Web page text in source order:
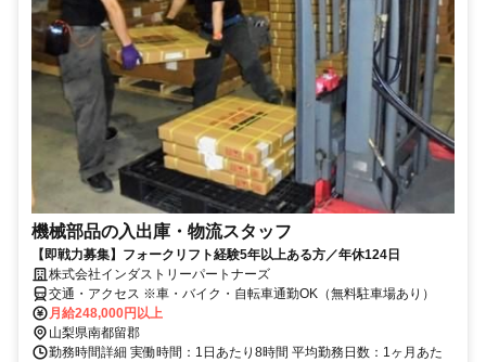
機械部品の入出庫・物流スタッフ
【即戦力募集】フォークリフト経験5年以上ある方／年休124日
株式会社インダストリーパートナーズ
交通・アクセス ※車・バイク・自転車通勤OK（無料駐車場あり）
月給248,000円以上
山梨県南都留郡
勤務時間詳細 実働時間：1日あたり8時間 平均勤務日数：1ヶ月あた